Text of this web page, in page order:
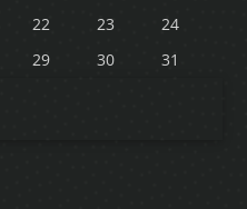
22 23
24
29 30 31